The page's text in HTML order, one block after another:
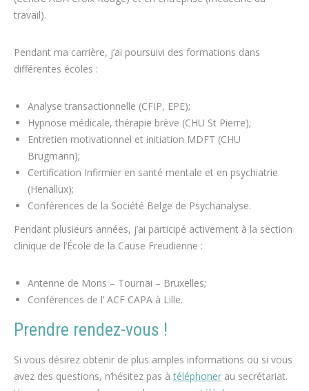
travail).
Pendant ma carrière, j’ai poursuivi des formations dans
différentes écoles :
Analyse transactionnelle (CFIP, EPE);
Hypnose médicale, thérapie brève (CHU St Pierre);
Entretien motivationnel et initiation MDFT (CHU
Brugmann);
Certification Infirmier en santé mentale et en psychiatrie
(Henallux);
Conférences de la Société Belge de Psychanalyse.
Pendant plusieurs années, j’ai participé activement à la section
clinique de l’École de la Cause Freudienne :
Antenne de Mons – Tournai – Bruxelles;
Conférences de l’ ACF CAPA à Lille.
Prendre rendez-vous !
Si vous désirez obtenir de plus amples informations ou si vous
avez des questions, n’hésitez pas àtéléphoner au secrétariat.